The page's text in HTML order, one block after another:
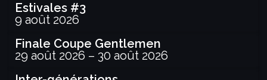
Estivales #3
9 août 2026
Finale Coupe Gentlemen
29 août 2026 – 30 août 2026